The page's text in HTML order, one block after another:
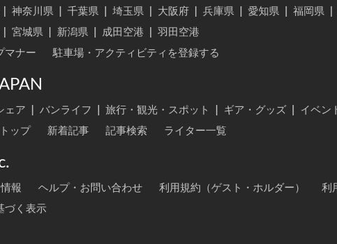
神奈川県 千葉県 埼玉県 大阪府 兵庫県 愛知県 福岡県
宮城県 新潟県 成田空港
羽田空港
マナー
駐車場・アクティビティを登録する
ェア バンライフ 旅行・観光・スポット ギア・グッズ イベン
ップ
新着記事 記事検索 ライター一覧
報 ヘルプ・お問い合わせ 利用規約（ゲスト・ホルダー） 利
づく表示